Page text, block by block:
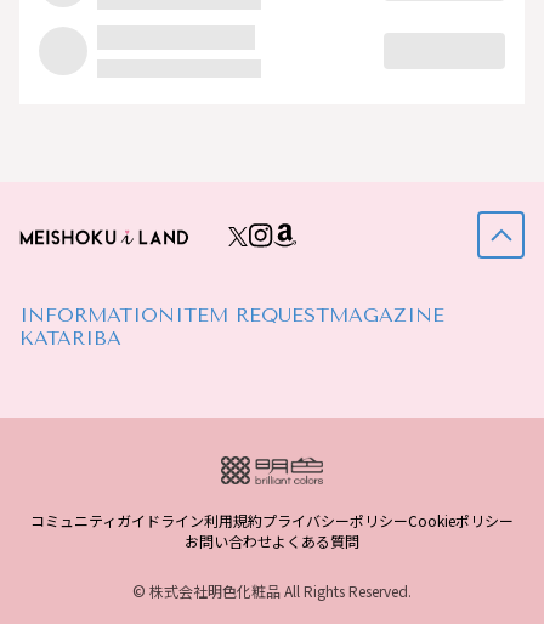
INFORMATION ITEM REQUESTMAGAZINE
KATARIBA
コミュニティガイドライン利用規約プライバシーポリシーCookieポリシー
お問い合わせよくある質問
© 株式会社明色化粧品 All Rights Reserved.